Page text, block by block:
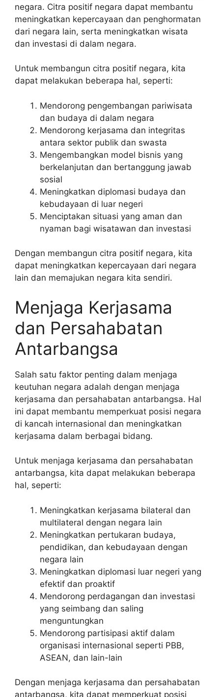
negara. Citra positif negara dapat membantu
meningkatkan kepercayaan dan penghormatan
dari negara lain, serta meningkatkan wisata
dan investasi di dalam negara.
Untuk membangun citra positif negara, kita
dapat melakukan beberapa hal, seperti:
Mendorong pengembangan pariwisata
dan budaya di dalam negara
Mendorong kerjasama dan integritas
antara sektor publik dan swasta
Mengembangkan model bisnis yang
berkelanjutan dan bertanggung jawab
sosial
Meningkatkan diplomasi budaya dan
kebudayaan di luar negeri
Menciptakan situasi yang aman dan
nyaman bagi wisatawan dan investasi
Dengan membangun citra positif negara, kita
dapat meningkatkan kepercayaan dari negara
lain dan memajukan negara kita sendiri.
Menjaga Kerjasama
dan Persahabatan
Antarbangsa
Salah satu faktor penting dalam menjaga
keutuhan negara adalah dengan menjaga
kerjasama dan persahabatan antarbangsa. Hal
ini dapat membantu memperkuat posisi negara
di kancah internasional dan meningkatkan
kerjasama dalam berbagai bidang.
Untuk menjaga kerjasama dan persahabatan
antarbangsa, kita dapat melakukan beberapa
hal, seperti:
Meningkatkan kerjasama bilateral dan
multilateral dengan negara lain
Meningkatkan pertukaran budaya,
pendidikan, dan kebudayaan dengan
negara lain
Meningkatkan diplomasi luar negeri yang
efektif dan proaktif
Mendorong perdagangan dan investasi
yang seimbang dan saling
menguntungkan
Mendorong partisipasi aktif dalam
organisasi internasional seperti PBB,
ASEAN, dan lain-lain
Dengan menjaga kerjasama dan persahabatan
antarbangsa, kita dapat memperkuat posisi